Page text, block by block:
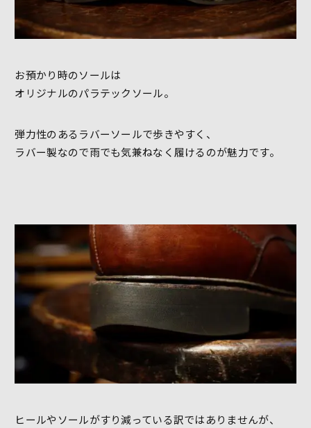
お預かり時のソールは
オリジナルのパラテックソール。
弾力性のあるラバーソールで歩きやすく、
ラバー製なので雨でも気兼ねなく履けるのが魅力です。
ヒールやソールがすり減っている訳ではありませんが、